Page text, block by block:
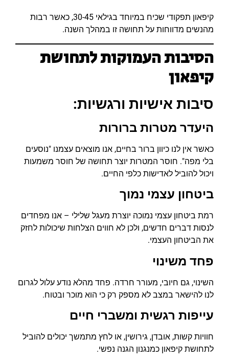
קיפאון תפקודי שכיח במיוחד בגילאי 30-45, כאשר רבות
מהנשים מדווחות על תחושה זו במהלך השנה.
הסיבות העמוקות לתחושת
קיפאון
סיבות אישיות ורגשיות:
היעדר מטרות ברורות
כאשר אין לנו כיוון ברור בחיים, אנו מוצאים עצמנו "נוסעים
בלי מפה". חוסר המטרות יוצר תחושה של חוסר משמעות
ויכול להוביל לאדישות כלפי החיים.
ביטחון עצמי נמוך
רמת ביטחון עצמי נמוכה יוצרת מעגל שלילי – אנו מפחדים
לנסות דברים חדשים, ולכן לא חווים הצלחות שיכולות לחזק
את הביטחון העצמי.
פחד משינוי
השינוי, גם חיובי, מעורר חרדה. פחד מהלא נודע עלול לגרום
לנו להישאר במצב לא מספק רק כי הוא מוכר ובטוח.
עייפות רגשית ומשברי חיים
חוויות קשות, אובדן, גירושין, או לחץ מתמשך יכולים להוביל
לתחושת קיפאון כמנגנון הגנה נפשי.